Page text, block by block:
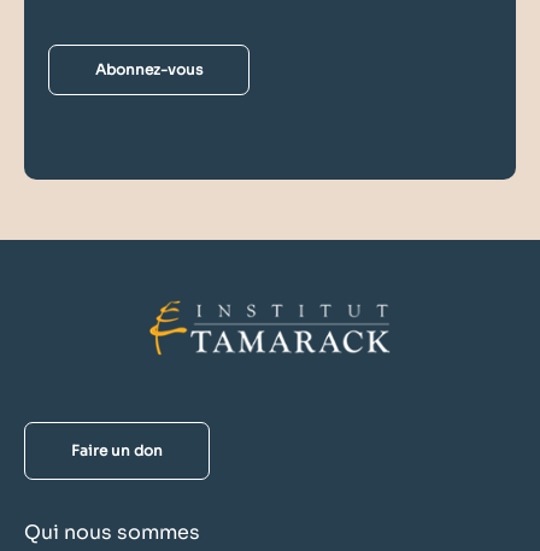
Faire un don
Qui nous sommes